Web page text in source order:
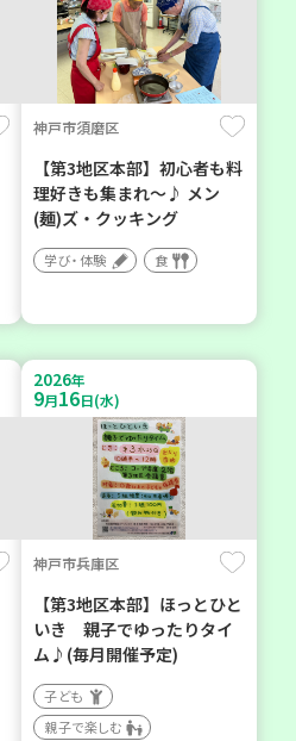
神戸市須磨区
【第3地区本部】初心者も料
理好きも集まれ～♪ メン
(麺)ズ・クッキング
学び・体験 食
2026年
9月16日(水)
神戸市兵庫区
【第3地区本部】ほっとひと
いき 親子でゆったりタイ
ム♪(毎月開催予定)
子ども
親子で楽しむ